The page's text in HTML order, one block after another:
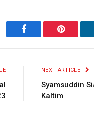
Facebook Pinterest
NEXT ARTICLE
Syamsuddin
Kaltim